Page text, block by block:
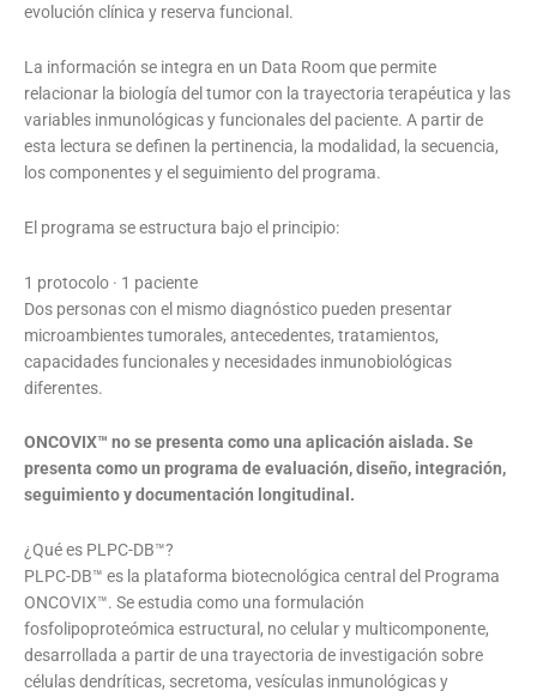
evolución clínica y reserva funcional.
La información se integra en un Data Room que permite
relacionar la biología del tumor con la trayectoria terapéutica y las
variables inmunológicas y funcionales del paciente. A partir de
esta lectura se definen la pertinencia, la modalidad, la secuencia,
los componentes y el seguimiento del programa.
El programa se estructura bajo el principio:
1 protocolo · 1 paciente
Dos personas con el mismo diagnóstico pueden presentar
microambientes tumorales, antecedentes, tratamientos,
capacidades funcionales y necesidades inmunobiológicas
diferentes.
ONCOVIX™ no se presenta como una aplicación aislada. Se
presenta como un programa de evaluación, diseño, integración,
seguimiento y documentación longitudinal.
¿Qué es PLPC-DB™?
PLPC-DB™ es la plataforma biotecnológica central del Programa
ONCOVIX™. Se estudia como una formulación
fosfolipoproteómica estructural, no celular y multicomponente,
desarrollada a partir de una trayectoria de investigación sobre
células dendríticas, secretoma, vesículas inmunológicas y